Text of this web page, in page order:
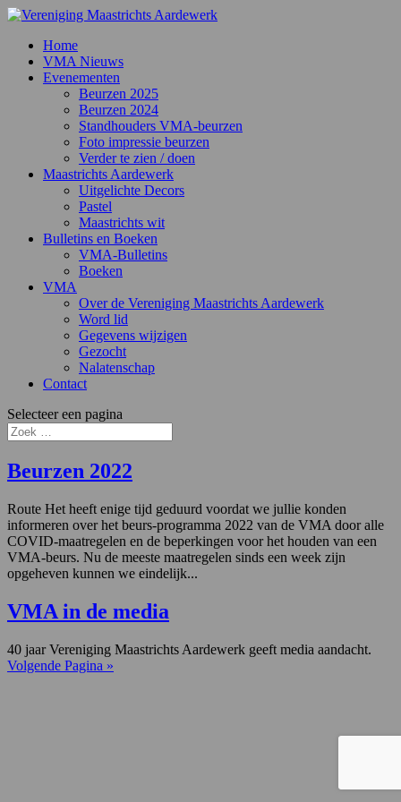
Home
VMA Nieuws
Evenementen
Beurzen 2025
Beurzen 2024
Standhouders VMA-beurzen
Foto impressie beurzen
Verder te zien / doen
Maastrichts Aardewerk
Uitgelichte Decors
Pastel
Maastrichts wit
Bulletins en Boeken
VMA-Bulletins
Boeken
VMA
Over de Vereniging Maastrichts Aardewerk
Word lid
Gegevens wijzigen
Gezocht
Nalatenschap
Contact
Selecteer een pagina
Beurzen 2022
Route Het heeft enige tijd geduurd voordat we jullie konden
informeren over het beurs-programma 2022 van de VMA door alle
COVID-maatregelen en de beperkingen voor het houden van een
VMA-beurs. Nu de meeste maatregelen sinds een week zijn
opgeheven kunnen we eindelijk...
VMA in de media
40 jaar Vereniging Maastrichts Aardewerk geeft media aandacht.
Volgende Pagina »